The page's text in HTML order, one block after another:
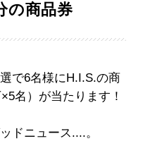
の商品券
で6名様にH.I.S.の商
名）が当たります！
ドニュース....。